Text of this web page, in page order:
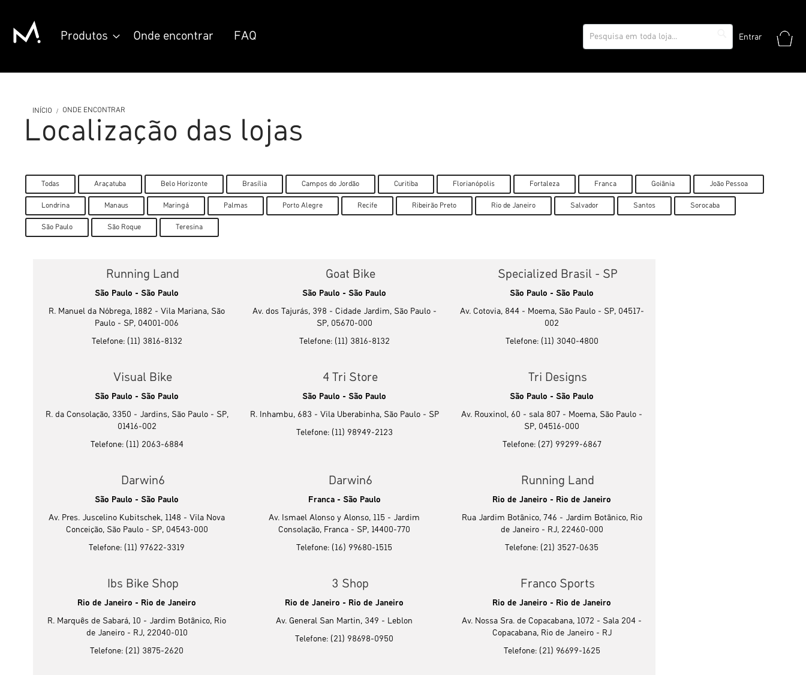
Pular
para
Entrar
Pesquisa
Pesquisa
Produtos Onde encontrar FAQ
INÍCIO ONDE ENCONTRAR
Localização das lojas
Todas Araçatuba Belo Horizonte Brasília Campos do Jordão Curitiba Florianópolis Fortaleza Franca Goiânia João Pessoa
Londrina Manaus Maringá Palmas Porto Alegre Recife Ribeirão Preto Rio de Janeiro Salvador Santos Sorocaba
São Paulo São Roque Teresina
Running Land
São Paulo - São Paulo
R. Manuel da Nóbrega, 1882 - Vila Mariana, São
Paulo - SP, 04001-006
Telefone: (11) 3816-8132
Goat Bike
São Paulo - São Paulo
Av. dos Tajurás, 398 - Cidade Jardim, São Paulo -
SP, 05670-000
Telefone: (11) 3816-8132
Specialized Brasil - SP
São Paulo - São Paulo
Av. Cotovia, 844 - Moema, São Paulo - SP, 04517-
002
Telefone: (11) 3040-4800
Visual Bike
São Paulo - São Paulo
R. da Consolação, 3350 - Jardins, São Paulo - SP,
01416-002
Telefone: (11) 2063-6884
4 Tri Store
São Paulo - São Paulo
R. Inhambu, 683 - Vila Uberabinha, São Paulo - SP
Telefone: (11) 98949-2123
Tri Designs
São Paulo - São Paulo
Av. Rouxinol, 60 - sala 807 - Moema, São Paulo -
SP, 04516-000
Telefone: (27) 99299-6867
Darwin6
São Paulo - São Paulo
Av. Pres. Juscelino Kubitschek, 1148 - Vila Nova
Conceição, São Paulo - SP, 04543-000
Telefone: (11) 97622-3319
Darwin6
Franca - São Paulo
Av. Ismael Alonso y Alonso, 115 - Jardim
Consolação, Franca - SP, 14400-770
Telefone: (16) 99680-1515
Running Land
Rio de Janeiro - Rio de Janeiro
Rua Jardim Botânico, 746 - Jardim Botânico, Rio
de Janeiro - RJ, 22460-000
Telefone: (21) 3527-0635
Ibs Bike Shop
Rio de Janeiro - Rio de Janeiro
R. Marquês de Sabará, 10 - Jardim Botânico, Rio
de Janeiro - RJ, 22040-010
Telefone: (21) 3875-2620
3 Shop
Rio de Janeiro - Rio de Janeiro
Av. General San Martin, 349 - Leblon
Telefone: (21) 98698-0950
Franco Sports
Rio de Janeiro - Rio de Janeiro
Av. Nossa Sra. de Copacabana, 1072 - Sala 204 -
Copacabana, Rio de Janeiro - RJ
Telefone: (21) 96699-1625